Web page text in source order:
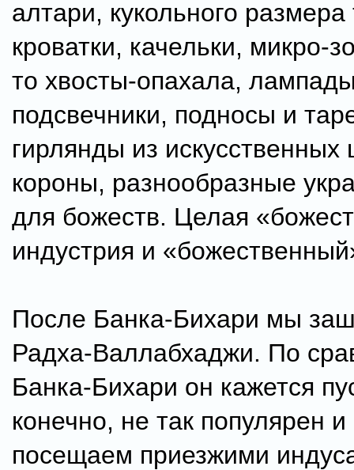
алтари, кукольного
кроватки, качельки, микро-
то хвосты-опахала,
подсвечники, подносы и
гирлянды из искусственных
короны, разнообразные
для божеств. Целая
индустрия и
После Банка-Бихари мы
Радха-Валлабхаджи. По
Банка-Бихари он кажется
конечно, не так популярен и
посещаем приезжими